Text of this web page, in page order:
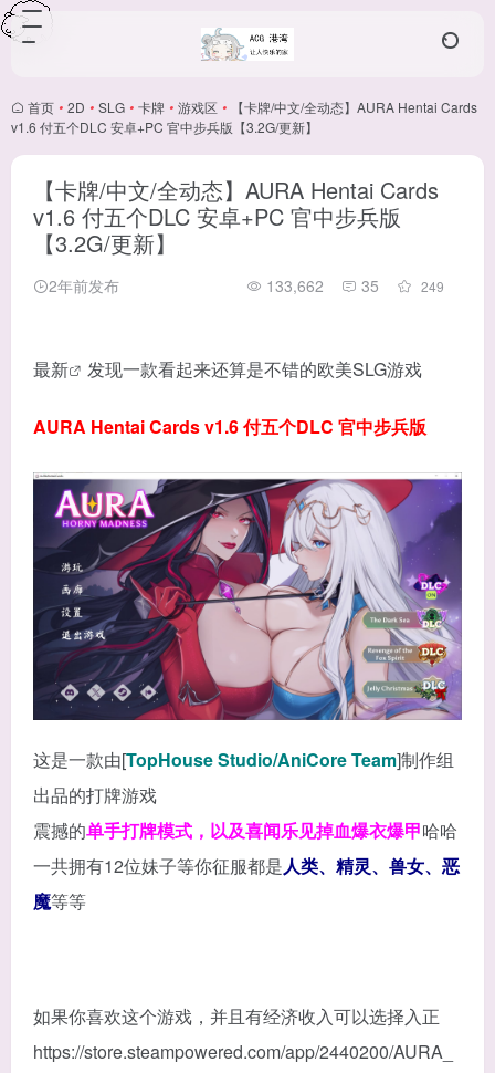
首页 • 2D • SLG • 卡牌 • 游戏区 •
【卡牌/中文/全动态】AURA Hentai Cards
v1.6 付五个DLC 安卓+PC 官中步兵版【3.2G/更新】
【卡牌/中文/全动态】AURA Hentai Cards
v1.6 付五个DLC 安卓+PC 官中步兵版
【3.2G/更新】
2年前发布 133,662 35 249
最新 发现一款看起来还算是不错的欧美SLG游戏
AURA Hentai Cards v1.6 付五个DLC 官中步兵版
这是一款由[TopHouse Studio/AniCore Team]制作组
出品的打牌游戏
震撼的单手打牌模式，以及喜闻乐见掉血爆衣爆甲哈哈
一共拥有12位妹子等你征服都是人类、精灵、兽女、恶
魔等等
如果你喜欢这个游戏，并且有经济收入可以选择入正
https://store.steampowered.com/app/2440200/AURA_